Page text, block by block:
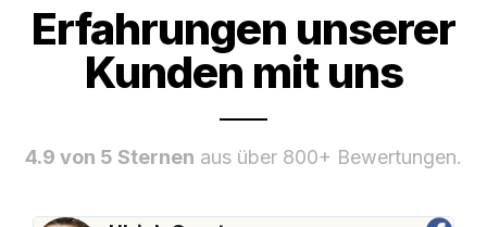
Erfahrungen unserer
Kunden mit uns
4.9 von 5 Sternen aus über 800+ Bewertungen.